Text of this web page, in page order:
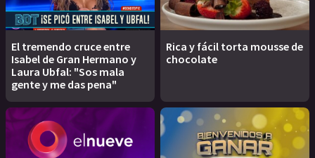
El tremendo cruce entre
Isabel de Gran Hermano y
Laura Ubfal: "Sos mala
gente y me das pena"
Rica y fácil torta mousse de
chocolate